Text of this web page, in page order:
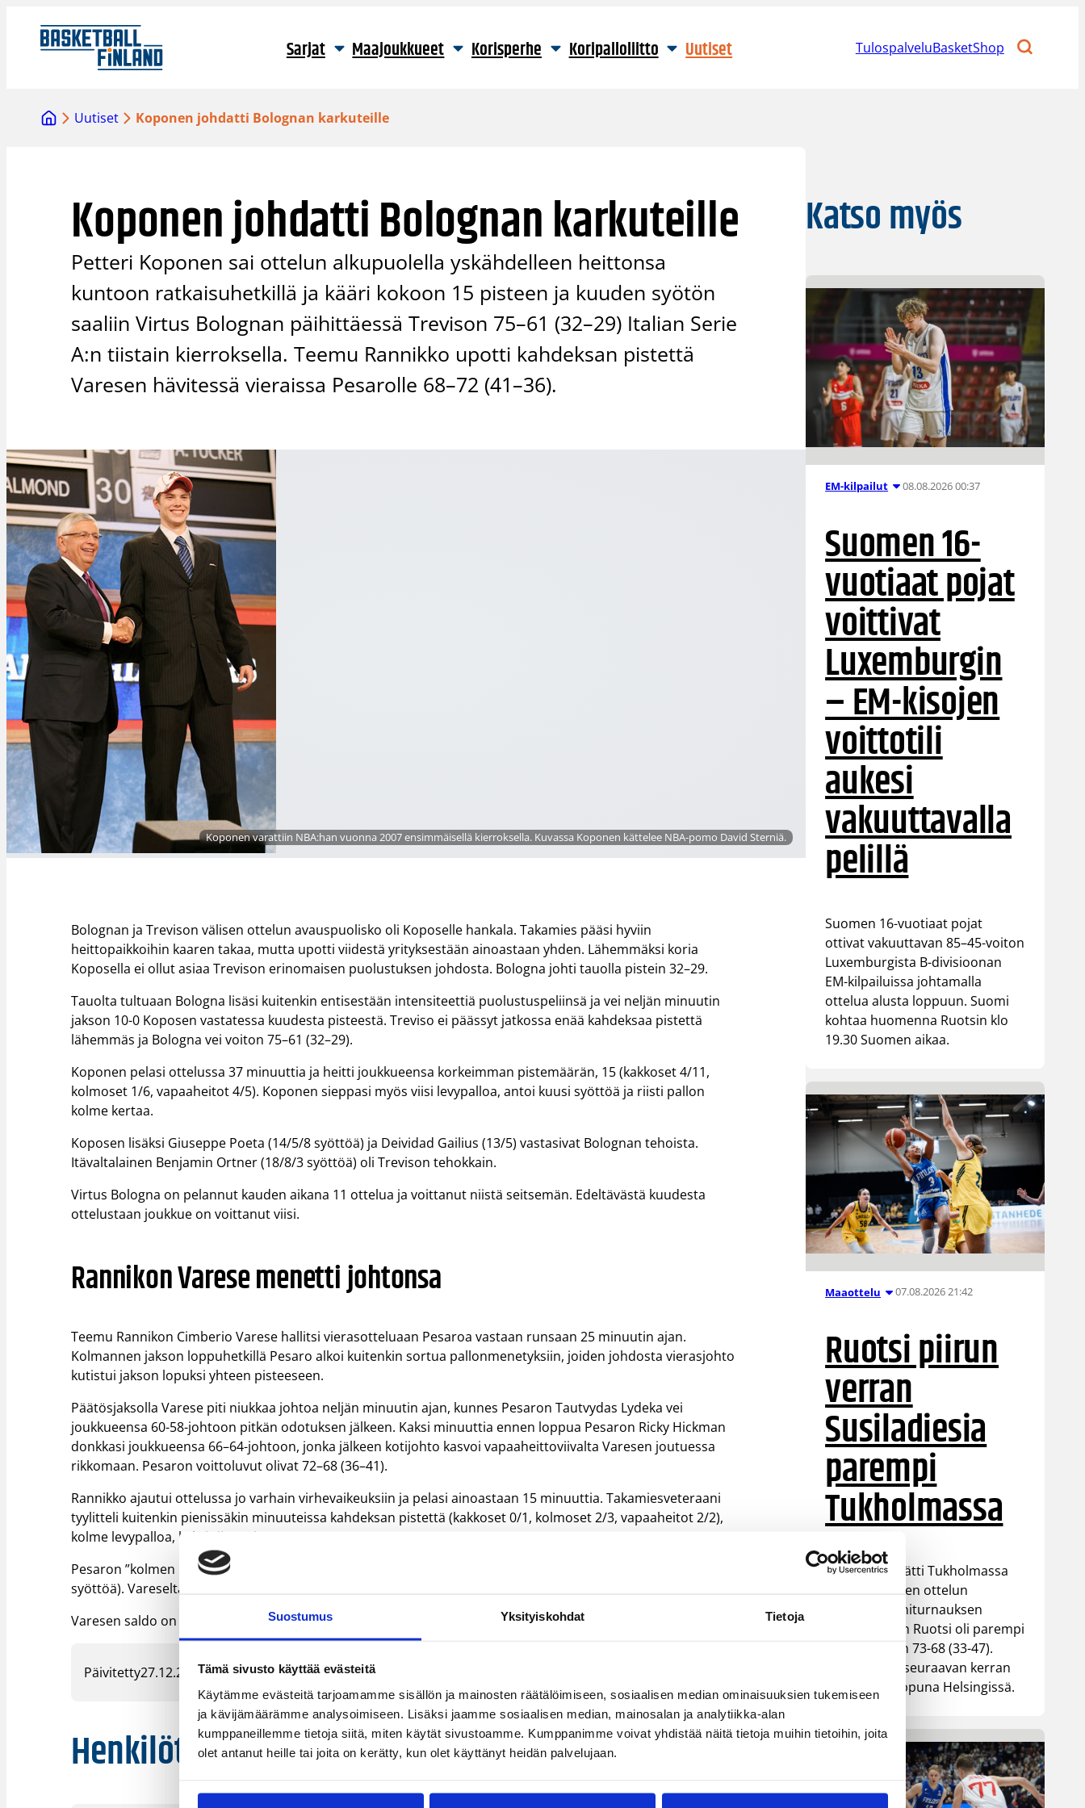
Suostumus Yksityiskohdat Tietoja
Tämä sivusto käyttää evästeitä
Käytämme evästeitä tarjoamamme sisällön ja mainosten räätälöimiseen, sosiaalisen median ominaisuuksien tukemiseen
ja kävijämäärämme analysoimiseen. Lisäksi jaamme sosiaalisen median, mainosalan ja analytiikka-alan
kumppaneillemme tietoja siitä, miten käytät sivustoamme. Kumppanimme voivat yhdistää näitä tietoja muihin tietoihin, joita
olet antanut heille tai joita on kerätty, kun olet käyttänyt heidän palvelujaan.
sisältöön
Sarjat Maajoukkueet Korisperhe Koripalloliitto Uutiset TulospalveluBasketShop
Uutiset Koponen johdatti Bolognan karkuteille
Koponen johdatti Bolognan karkuteille
Petteri Koponen sai ottelun alkupuolella yskähdelleen heittonsa
kuntoon ratkaisuhetkillä ja kääri kokoon 15 pisteen ja kuuden syötön
saaliin Virtus Bolognan päihittäessä Trevison 75–61 (32–29) Italian Serie
A:n tiistain kierroksella. Teemu Rannikko upotti kahdeksan pistettä
Varesen hävitessä vieraissa Pesarolle 68–72 (41–36).
Koponen varattiin NBA:han vuonna 2007 ensimmäisellä kierroksella. Kuvassa Koponen kättelee NBA-pomo David Sterniä.
Bolognan ja Trevison välisen ottelun avauspuolisko oli Koposelle hankala. Takamies pääsi hyviin
heittopaikkoihin kaaren takaa, mutta upotti viidestä yrityksestään ainoastaan yhden. Lähemmäksi koria
Koposella ei ollut asiaa Trevison erinomaisen puolustuksen johdosta. Bologna johti tauolla pistein 32–29.
Tauolta tultuaan Bologna lisäsi kuitenkin entisestään intensiteettiä puolustuspeliinsä ja vei neljän minuutin
jakson 10-0 Koposen vastatessa kuudesta pisteestä. Treviso ei päässyt jatkossa enää kahdeksaa pistettä
lähemmäs ja Bologna vei voiton 75–61 (32–29).
Koponen pelasi ottelussa 37 minuuttia ja heitti joukkueensa korkeimman pistemäärän, 15 (kakkoset 4/11,
kolmoset 1/6, vapaaheitot 4/5). Koponen sieppasi myös viisi levypalloa, antoi kuusi syöttöä ja riisti pallon
kolme kertaa.
Koposen lisäksi Giuseppe Poeta (14/5/8 syöttöä) ja Deividad Gailius (13/5) vastasivat Bolognan tehoista.
Itävaltalainen Benjamin Ortner (18/8/3 syöttöä) oli Trevison tehokkain.
Virtus Bologna on pelannut kauden aikana 11 ottelua ja voittanut niistä seitsemän. Edeltävästä kuudesta
ottelustaan joukkue on voittanut viisi.
Rannikon Varese menetti johtonsa
Teemu Rannikon Cimberio Varese hallitsi vierasotteluaan Pesaroa vastaan runsaan 25 minuutin ajan.
Kolmannen jakson loppuhetkillä Pesaro alkoi kuitenkin sortua pallonmenetyksiin, joiden johdosta vierasjohto
kutistui jakson lopuksi yhteen pisteeseen.
Päätösjaksolla Varese piti niukkaa johtoa neljän minuutin ajan, kunnes Pesaron Tautvydas Lydeka vei
joukkueensa 60-58-johtoon pitkän odotuksen jälkeen. Kaksi minuuttia ennen loppua Pesaron Ricky Hickman
donkkasi joukkueensa 66–64-johtoon, jonka jälkeen kotijohto kasvoi vapaaheittoviivalta Varesen joutuessa
rikkomaan. Pesaron voittoluvut olivat 72–68 (36–41).
Rannikko ajautui ottelussa jo varhain virhevaikeuksiin ja pelasi ainoastaan 15 minuuttia. Takamiesveteraani
tyylitteli kuitenkin pienissäkin minuuteissa kahdeksan pistettä (kakkoset 0/1, kolmoset 2/3, vapaaheitot 2/2),
kolme levypalloa, kaksi riistoa ja syötön.
Pesaron ”kolmen koplan” muodostivat Daniel Hackett (19/4), Jumaine Jones (17/5) ja Ricky Hickman (15/2/3
syöttöä). Vareselta Rok Stipcevic (21/4/3 syöttöä) oli mies paikallaan.
Varesen saldo on kuusi voittoa ja viisi tappiota.
Päivitetty27.12.2011
Henkilöt
Katso myös
EM-kilpailut 08.08.2026 00:37
Suomen 16-
vuotiaat pojat
voittivat
Luxemburgin
– EM-kisojen
voittotili
aukesi
vakuuttavalla
pelillä
Suomen 16-vuotiaat pojat
ottivat vakuuttavan 85–45-voiton
Luxemburgista B-divisioonan
EM-kilpailuissa johtamalla
ottelua alusta loppuun. Suomi
kohtaa huomenna Ruotsin klo
19.30 Suomen aikaa.
Maaottelu 07.08.2026 21:42
Ruotsi piirun
verran
Susiladiesia
parempi
Tukholmassa
Susiladies päätti Tukholmassa
pelatun kahden ottelun
mittaisen miniturnauksen
tappioon, kun Ruotsi oli parempi
loppulukemin 73-68 (33-47).
Suomi pelaa seuraavan kerran
ensi viikonloppuna Helsingissä.